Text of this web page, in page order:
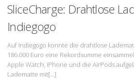
Smartphonetarife
Prepaid-Tarife
Flatrate-Prepaidtarife
Mobilfunk-Vergleichsrechner
SliceCharge: Drahtlose
Indiegogo
Auf Indiegogo konnte die drahtlose
186.000 Euro eine Rekordsumme
Apple Watch, iPhone und die AirPods
Ladematte mit[…]